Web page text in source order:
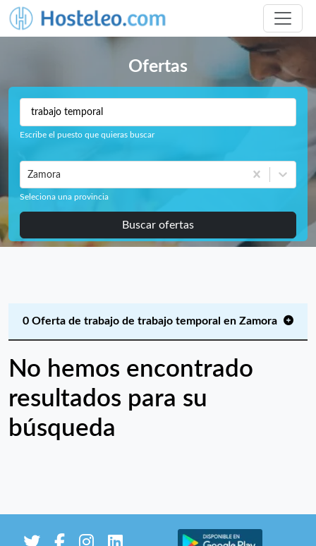
Ofertas
Escribe el puesto que quieras buscar
Zamora
Seleciona una provincia
Buscar ofertas
0 Oferta de trabajo de trabajo temporal en Zamora
No hemos encontrado
resultados para su
búsqueda